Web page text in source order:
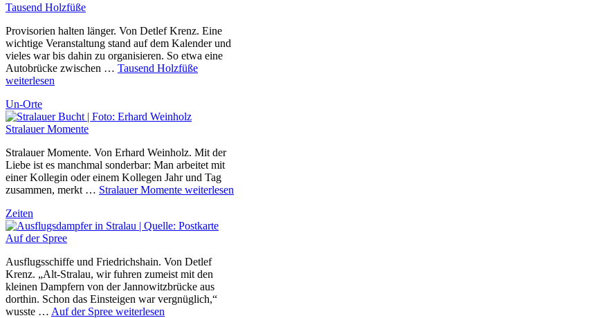
Tausend Holzfüße
Provisorien halten länger. Von Detlef Krenz. Eine
wichtige Veranstaltung stand auf dem Kalender und
vieles war bis dahin zu organisieren. So etwa eine
Autobrücke zwischen … Tausend Holzfüße
weiterlesen
Un-Orte
Stralauer Momente
Stralauer Momente. Von Erhard Weinholz. Mit der
Liebe ist es manchmal sonderbar: Man arbeitet mit
einer Kollegin oder einem Kollegen Jahr und Tag
zusammen, merkt … Stralauer Momente weiterlesen
Zeiten
Auf der Spree
Ausflugsschiffe und Friedrichshain. Von Detlef
Krenz. „Alt-Stralau, wir fuhren zumeist mit den
kleinen Dampfern von der Jannowitzbrücke aus
dorthin. Schon das Einsteigen war vergnüglich,“
wusste … Auf der Spree weiterlesen